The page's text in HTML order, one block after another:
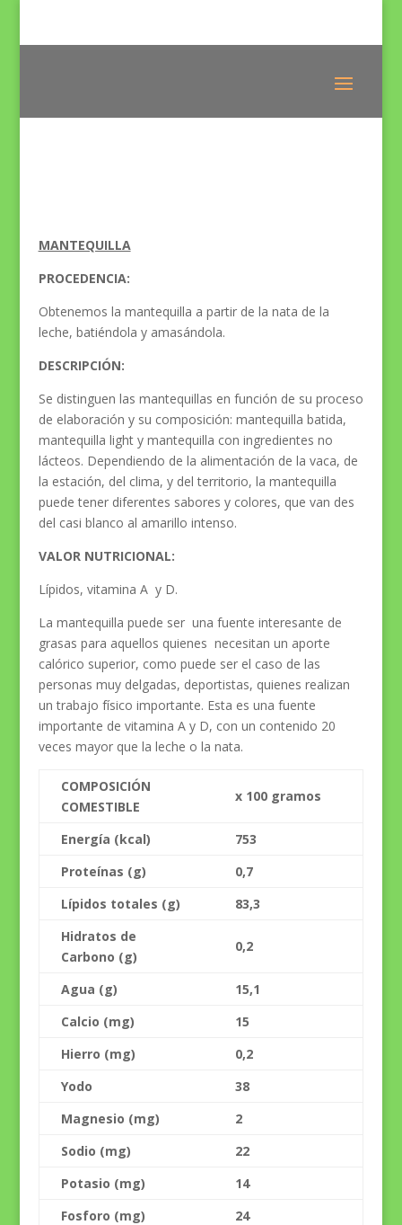
MANTEQUILLA
PROCEDENCIA:
Obtenemos la mantequilla a partir de la nata de la
leche, batiéndola y amasándola.
DESCRIPCIÓN:
Se distinguen las mantequillas en función de su proceso
de elaboración y su composición: mantequilla batida,
mantequilla light y mantequilla con ingredientes no
lácteos. Dependiendo de la alimentación de la vaca, de
la estación, del clima, y del territorio, la mantequilla
puede tener diferentes sabores y colores, que van des
del casi blanco al amarillo intenso.
VALOR NUTRICIONAL:
Lípidos, vitamina A y D.
La mantequilla puede ser una fuente interesante de
grasas para aquellos quienes necesitan un aporte
calórico superior, como puede ser el caso de las
personas muy delgadas, deportistas, quienes realizan
un trabajo físico importante. Esta es una fuente
importante de vitamina A y D, con un contenido 20
veces mayor que la leche o la nata.
COMPOSICIÓN
COMESTIBLE
x 100 gramos
Energía (kcal)
753
Proteínas (g)
0,7
Lípidos totales (g)
83,3
Hidratos de
Carbono (g)
0,2
Agua (g)
15,1
Calcio (mg)
15
Hierro (mg)
0,2
Yodo
38
Magnesio (mg)
2
Sodio (mg)
22
Potasio (mg)
14
Fosforo (mg)
24